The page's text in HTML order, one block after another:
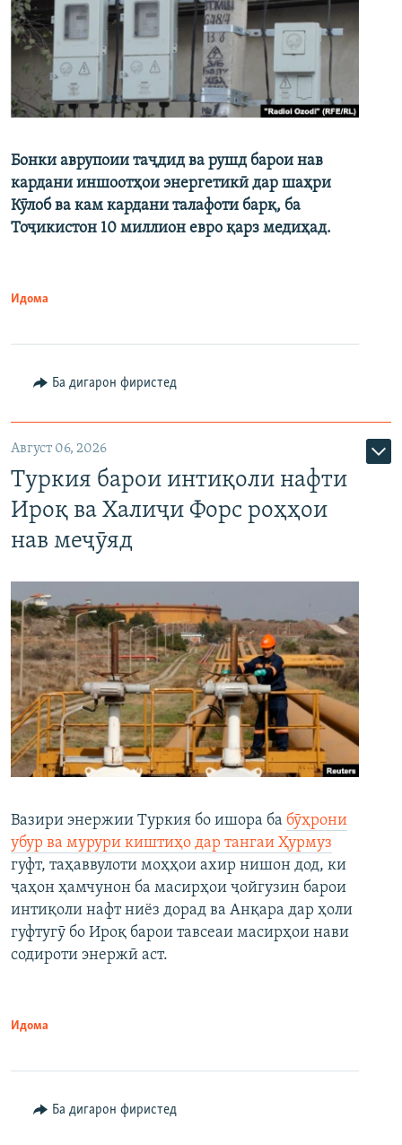
Бонки аврупоии таҷдид ва рушд барои нав
кардани иншоотҳои энергетикӣ дар шаҳри
Кӯлоб ва кам кардани талафоти барқ, ба
Тоҷикистон 10 миллион евро қарз медиҳад.
Идома
Ба дигарон фиристед
Август 06, 2026
Туркия барои интиқоли нафти
Ироқ ва Халиҷи Форс роҳҳои
нав меҷӯяд
Вазири энержии Туркия бо ишора ба бӯҳрони
убур ва мурури киштиҳо дар тангаи Ҳурмуз
гуфт, таҳаввулоти моҳҳои ахир нишон дод, ки
ҷаҳон ҳамчунон ба масирҳои ҷойгузин барои
интиқоли нафт ниёз дорад ва Анқара дар ҳоли
гуфтугӯ бо Ироқ барои тавсеаи масирҳои нави
содироти энержӣ аст.
Идома
Ба дигарон фиристед